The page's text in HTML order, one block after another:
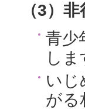
（3）
青少
しま
いじ
がる